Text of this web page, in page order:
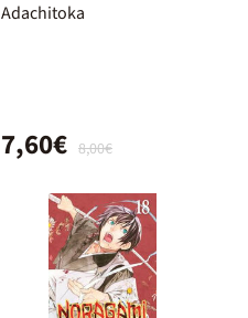
Adachitoka
8,00€
7,60€